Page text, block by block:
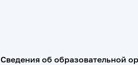
Сведения об образовательной